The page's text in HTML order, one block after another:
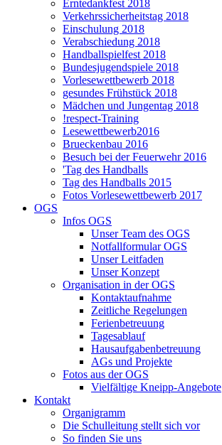
Erntedankfest 2018
Verkehrssicherheitstag 2018
Einschulung 2018
Verabschiedung 2018
Handballspielfest 2018
Bundesjugendspiele 2018
Vorlesewettbewerb 2018
gesundes Frühstück 2018
Mädchen und Jungentag 2018
!respect-Training
Lesewettbewerb2016
Brueckenbau 2016
Besuch bei der Feuerwehr 2016
'Tag des Handballs
Tag des Handballs 2015
Fotos Vorlesewettbewerb 2017
OGS
Infos OGS
Unser Team des OGS
Notfallformular OGS
Unser Leitfaden
Unser Konzept
Organisation in der OGS
Kontaktaufnahme
Zeitliche Regelungen
Ferienbetreuung
Tagesablauf
Hausaufgabenbetreuung
AGs und Projekte
Fotos aus der OGS
Vielfältige Kneipp-Angebote
Kontakt
Organigramm
Die Schulleitung stellt sich vor
So finden Sie uns